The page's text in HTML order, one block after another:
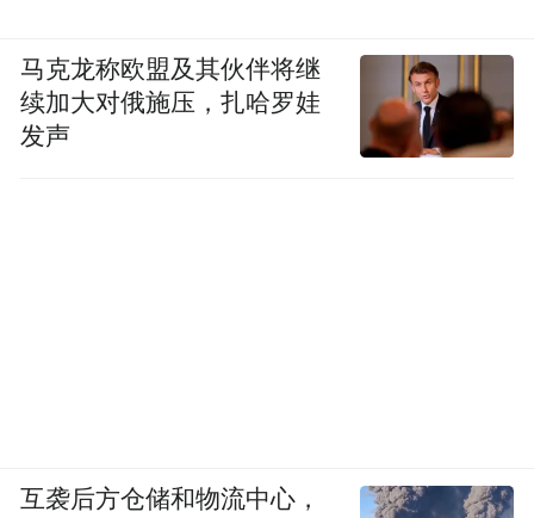
马克龙称欧盟及其伙伴将继
续加大对俄施压，扎哈罗娃
发声
互袭后方仓储和物流中心，